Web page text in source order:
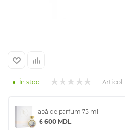
vândute
În stoc Articol:
apă de parfum 75 ml
6 600 MDL